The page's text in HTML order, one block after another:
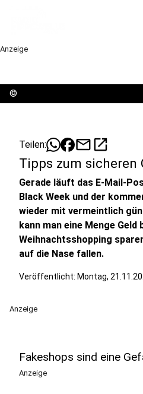
Anzeige
©
Teilen: mailopen_in_new
Tipps zum sicheren
Gerade läuft das E-Mail-
Black Week und der
wieder mit vermeintlich
kann man eine Menge Geld
Weihnachtsshopping
auf die Nase fallen.
Veröffentlicht: Montag,
Anzeige
Fakeshops sind eine
Anzeige